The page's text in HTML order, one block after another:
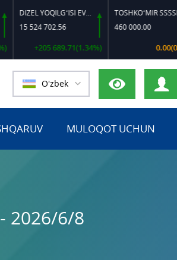
DIZEL YOQILG‘ISI EVRO-L II K-4 SSDF
15 524 702.56
+205 689.71(1.34%)
TOSHKO‘MIR SSSSH-13
460 000.00
0.00(0.00%)
O'zbek
MULOQOT UCHUN
- 2026/6/8